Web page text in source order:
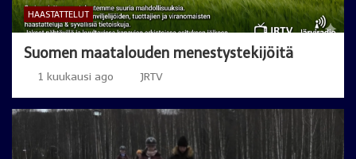
HAASTATTELUT
Suomen maatalouden menestystekijöitä
1 kuukausi ago JRTV